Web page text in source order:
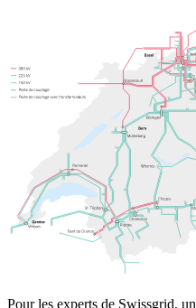
Pour les experts de Swissgrid,